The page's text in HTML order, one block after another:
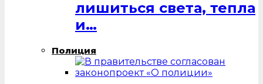
лишиться света, тепла
и…
Полиция